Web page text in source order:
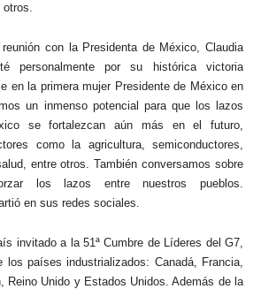
con la Presidenta de México, Claudia
personalmente por su histórica victoria
en la primera mujer Presidente de México en
un inmenso potencial para que los lazos
se fortalezcan aún más en el futuro,
como la agricultura, semiconductores,
entre otros. También conversamos sobre
los lazos entre nuestros pueblos.
en sus redes sociales.
invitado a la 51ª Cumbre de Líderes del G7,
los países industrializados: Canadá, Francia,
Reino Unido y Estados Unidos. Además de la